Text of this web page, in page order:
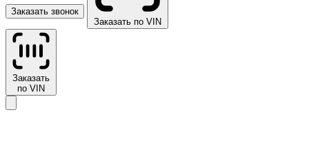
Заказать звонок
Заказать по VIN
Заказать
по VIN